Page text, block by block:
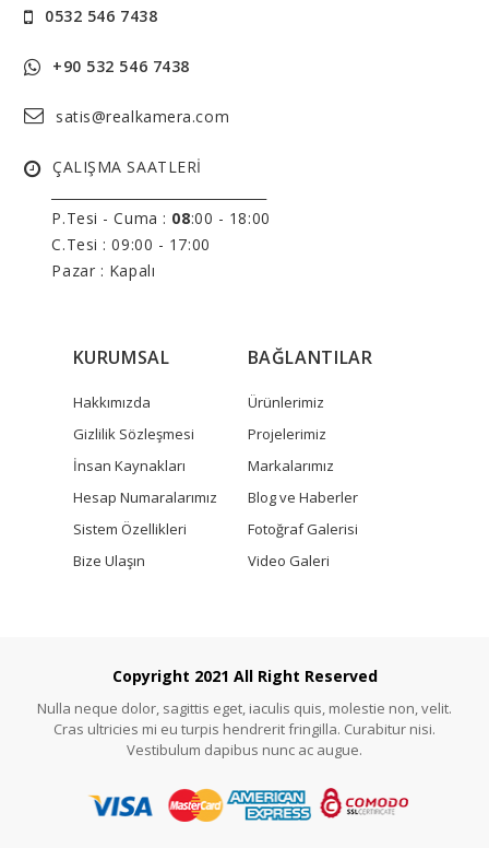
0532 546 7438
+90 532 546 7438
satis@realkamera.com
ÇALIŞMA SAATLERİ
P.Tesi - Cuma : 08:00 - 18:00
C.Tesi : 09:00 - 17:00
Pazar : Kapalı
KURUMSAL
Hakkımızda
Gizlilik Sözleşmesi
İnsan Kaynakları
Hesap Numaralarımız
Sistem Özellikleri
Bize Ulaşın
BAĞLANTILAR
Ürünlerimiz
Projelerimiz
Markalarımız
Blog ve Haberler
Fotoğraf Galerisi
Video Galeri
Copyright 2021 All Right Reserved
Nulla neque dolor, sagittis eget, iaculis quis, molestie non, velit.
Cras ultricies mi eu turpis hendrerit fringilla. Curabitur nisi.
Vestibulum dapibus nunc ac augue.